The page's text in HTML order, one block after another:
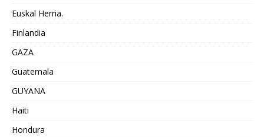
Euskal Herria.
Finlandia
GAZA
Guatemala
GUYANA
Haiti
Hondura